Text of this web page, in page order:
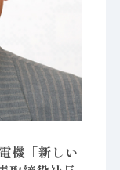
機「新しい